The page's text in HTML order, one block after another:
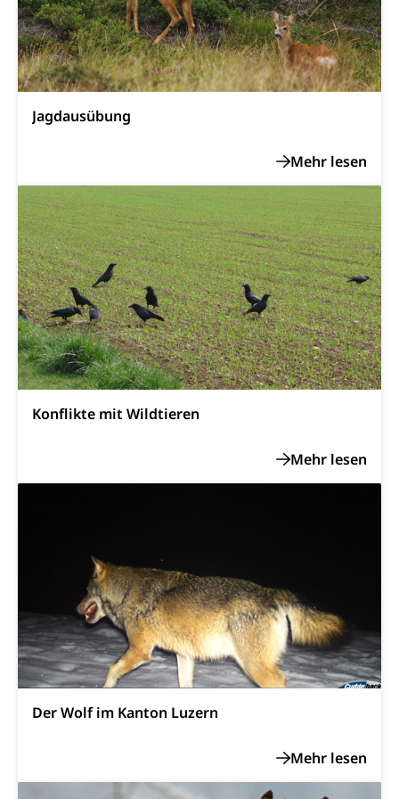
Jagdausübung
Konflikte mit Wildtieren
Der Wolf im Kanton Luzern
zentras (Betrieb und Unterhalt LU, OW, NW,
ZG)
Strassenverkehrsamt
Persönliches
Zivilstandswesen
Adoption
Adoptivkind, Adoptiveltern, Adoptionsvermittlung,
Adoptionsverfahren, elterliche Gewalt, elterliche
Sorge
Adoption
Aufenthaltsbewilligungen
Niederlassungsbewilligung, Aufenthalt,
Niederlassung, Wohnsitz
Amt für Migration
Ausweise und Bescheinigungen
Reisepass, Identitätskarte, Visum, Geburtsurkunde
Strassenverkehrsamt (Führerausweis,
Fahrzeugausweis)
Namensänderungen
Einbürgerungen
Geburtsurkunde, Geburtsschein, Geburtsanzeige
Familienzulagen (WAS Luzern)
Schwangerschaft / Geburt (gruezi.lu.ch)
Kinder und Jugendliche
Mündigkeit, Kindesschutz, Jugendschutz
IV für Kinder und Jugendliche (WAS Luzern)
Pflege / Pflegeheim